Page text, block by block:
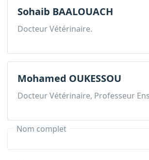
Sohaib BAALOUACH
Docteur Vétérinaire.
Mohamed OUKESSOU
Docteur Vétérinaire, Professeur
Nom complet